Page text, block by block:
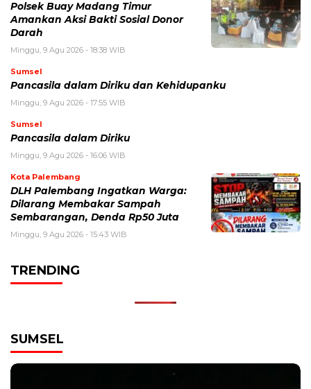
Polsek Buay Madang Timur
Amankan Aksi Bakti Sosial Donor
Darah
Minggu, 9 Agu 2026 - 18:38 WIB
Sumsel
Pancasila dalam Diriku dan Kehidupanku
Minggu, 9 Agu 2026 - 17:55 WIB
Sumsel
Pancasila dalam Diriku
Minggu, 9 Agu 2026 - 16:06 WIB
Kota Palembang
DLH Palembang Ingatkan Warga:
Dilarang Membakar Sampah
Sembarangan, Denda Rp50 Juta
Minggu, 9 Agu 2026 - 15:43 WIB
TRENDING
SUMSEL